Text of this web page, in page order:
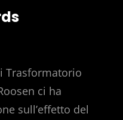
Trasformatorio
ci ha
sull’effetto del